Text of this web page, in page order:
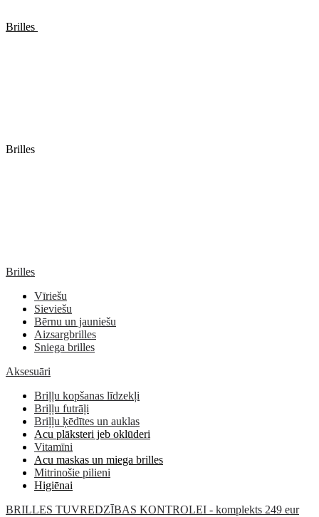
Brilles
Brilles
Brilles
Vīriešu
Sieviešu
Bērnu un jauniešu
Aizsargbrilles
Sniega brilles
Aksesuāri
Briļļu kopšanas līdzekļi
Briļļu futrāļi
Briļļu ķēdītes un auklas
Acu plāksteri jeb oklūderi
Vitamīni
Acu maskas un miega brilles
Mitrinošie pilieni
Higiēnai
BRILLES TUVREDZĪBAS KONTROLEI - komplekts 249 eur